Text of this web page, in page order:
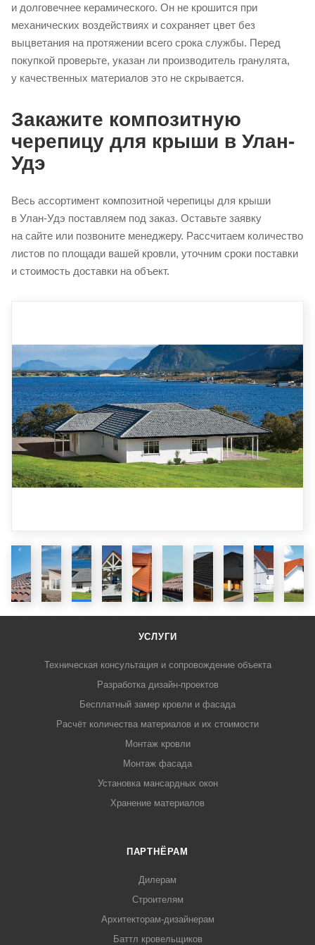
и долговечнее керамического. Он не крошится при
механических воздействиях и сохраняет цвет без
выцветания на протяжении всего срока службы. Перед
покупкой проверьте, указан ли производитель гранулята,
у качественных материалов это не скрывается.
Закажите композитную
черепицу для крыши в Улан-
Удэ
Весь ассортимент композитной черепицы для крыши
в Улан-Удэ поставляем под заказ. Оставьте заявку
на сайте или позвоните менеджеру. Рассчитаем количество
листов по площади вашей кровли, уточним сроки поставки
и стоимость доставки на объект.
УСЛУГИ
Техническая консультация и сопровождение объекта
Разработка дизайн-проектов
Бесплатный замер кровли и фасада
Расчёт количества материалов и их стоимости
Монтаж кровли
Монтаж фасада
Установка мансардных окон
Хранение материалов
ПАРТНЁРАМ
Дилерам
Строителям
Архитекторам-дизайнерам
Баттл кровельщиков